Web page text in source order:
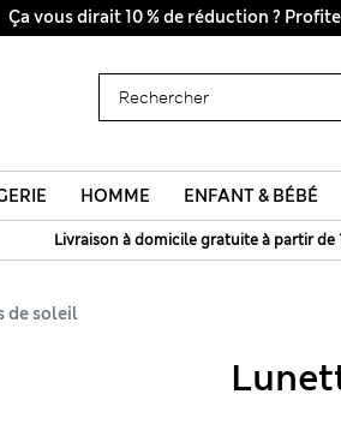
HOMME ENFANT & BÉBÉ
Livraison à domicile gratuite à partir de
de soleil